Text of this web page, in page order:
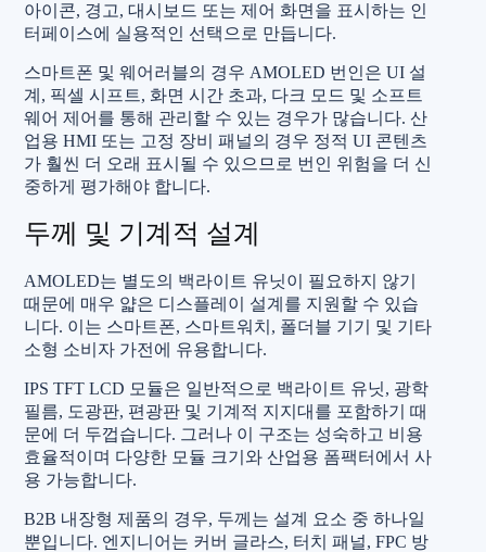
아이콘, 경고, 대시보드 또는 제어 화면을 표시하는 인
터페이스에 실용적인 선택으로 만듭니다.
스마트폰 및 웨어러블의 경우 AMOLED 번인은 UI 설
계, 픽셀 시프트, 화면 시간 초과, 다크 모드 및 소프트
웨어 제어를 통해 관리할 수 있는 경우가 많습니다. 산
업용 HMI 또는 고정 장비 패널의 경우 정적 UI 콘텐츠
가 훨씬 더 오래 표시될 수 있으므로 번인 위험을 더 신
중하게 평가해야 합니다.
두께 및 기계적 설계
AMOLED는 별도의 백라이트 유닛이 필요하지 않기
때문에 매우 얇은 디스플레이 설계를 지원할 수 있습
니다. 이는 스마트폰, 스마트워치, 폴더블 기기 및 기타
소형 소비자 가전에 유용합니다.
IPS TFT LCD 모듈은 일반적으로 백라이트 유닛, 광학
필름, 도광판, 편광판 및 기계적 지지대를 포함하기 때
문에 더 두껍습니다. 그러나 이 구조는 성숙하고 비용
효율적이며 다양한 모듈 크기와 산업용 폼팩터에서 사
용 가능합니다.
B2B 내장형 제품의 경우, 두께는 설계 요소 중 하나일
뿐입니다. 엔지니어는 커버 글라스, 터치 패널, FPC 방